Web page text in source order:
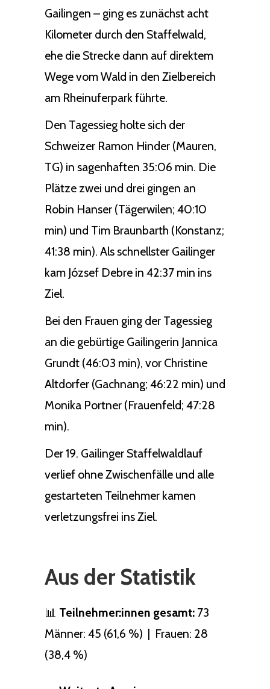
Gailingen – ging es zunächst acht
Kilometer durch den Staffelwald,
ehe die Strecke dann auf direktem
Wege vom Wald in den Zielbereich
am Rheinuferpark führte.
Den Tagessieg holte sich der
Schweizer Ramon Hinder (Mauren,
TG) in sagenhaften 35:06 min. Die
Plätze zwei und drei gingen an
Robin Hanser (Tägerwilen; 40:10
min) und Tim Braunbarth (Konstanz;
41:38 min). Als schnellster Gailinger
kam József Debre in 42:37 min ins
Ziel.
Bei den Frauen ging der Tagessieg
an die gebürtige Gailingerin Jannica
Grundt (46:03 min), vor Christine
Altdorfer (Gachnang; 46:22 min) und
Monika Portner (Frauenfeld; 47:28
min).
Der 19. Gailinger Staffelwaldlauf
verlief ohne Zwischenfälle und alle
gestarteten Teilnehmer kamen
verletzungsfrei ins Ziel.
Aus der Statistik
📊 Teilnehmer:innen gesamt: 73
Männer: 45 (61,6 %) | Frauen: 28
(38,4 %)